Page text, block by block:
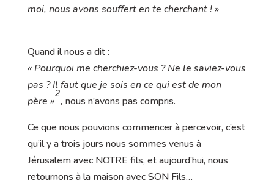
moi, nous avons souffert en te cherchant ! »
Quand il nous a dit :
« Pourquoi me cherchiez-vous ? Ne le saviez-vous
pas ? Il faut que je sois en ce qui est de mon
père »
2
, nous n’avons pas compris.
Ce que nous pouvions commencer à percevoir, c’est
qu’il y a trois jours nous sommes venus à
Jérusalem avec NOTRE fils, et aujourd’hui, nous
retournons à la maison avec SON Fils…